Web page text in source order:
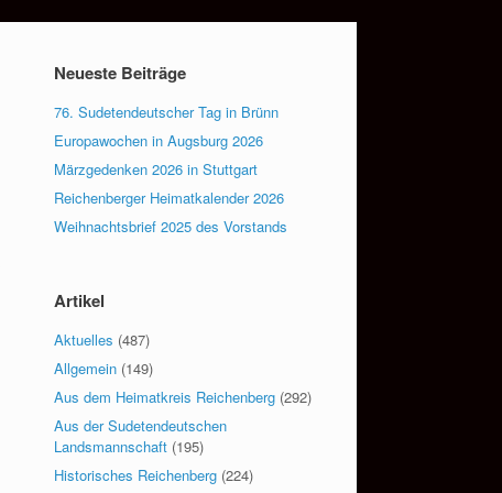
Neueste Beiträge
76. Sudetendeutscher Tag in Brünn
Europawochen in Augsburg 2026
Märzgedenken 2026 in Stuttgart
Reichenberger Heimatkalender 2026
Weihnachtsbrief 2025 des Vorstands
Artikel
Aktuelles (487)
Allgemein (149)
Aus dem Heimatkreis Reichenberg (292)
Aus der Sudetendeutschen
Landsmannschaft (195)
Historisches Reichenberg (224)